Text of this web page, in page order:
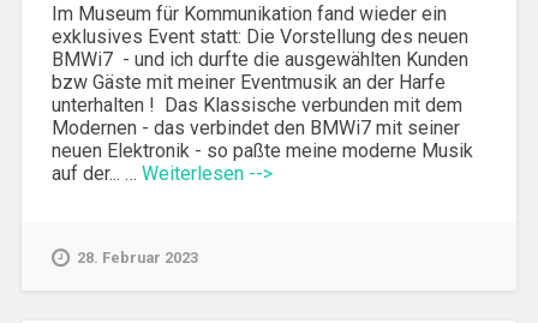
Im Museum für Kommunikation fand wieder ein
exklusives Event statt: Die Vorstellung des neuen
BMWi7 - und ich durfte die ausgewählten Kunden
bzw Gäste mit meiner Eventmusik an der Harfe
unterhalten ! Das Klassische verbunden mit dem
Modernen - das verbindet den BMWi7 mit seiner
neuen Elektronik - so paßte meine moderne Musik
auf der... … Weiterlesen -->
28. Februar 2023